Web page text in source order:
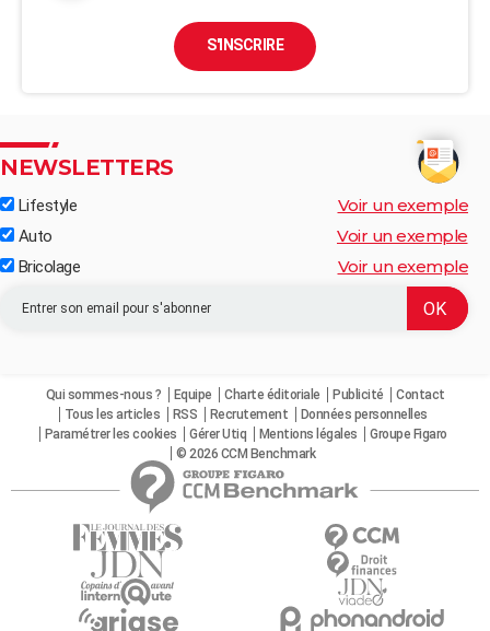
S'INSCRIRE
NEWSLETTERS
Lifestyle Voir un exemple
Auto Voir un exemple
Bricolage Voir un exemple
Qui sommes-nous ? Equipe Charte éditoriale Publicité
Contact
Tous les articles
RSS Recrutement
Données personnelles
Paramétrer les cookies
Gérer Utiq Mentions légales
Groupe Figaro
© 2026 CCM Benchmark